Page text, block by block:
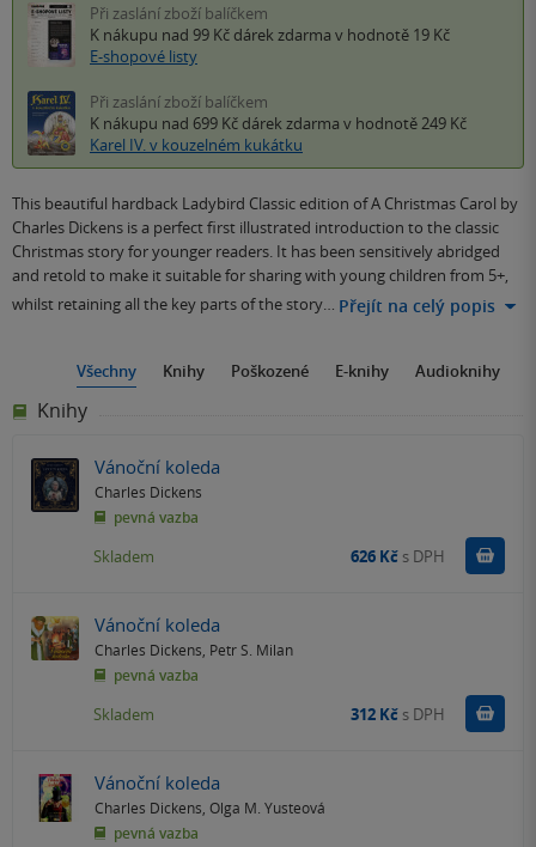
Při zaslání zboží balíčkem
K nákupu nad 99 Kč dárek zdarma v hodnotě 19 Kč
E-shopové listy
Při zaslání zboží balíčkem
K nákupu nad 699 Kč dárek zdarma v hodnotě 249 Kč
Karel IV. v kouzelném kukátku
This beautiful hardback Ladybird Classic edition of A Christmas Carol by
Charles Dickens is a perfect first illustrated introduction to the classic
Christmas story for younger readers. It has been sensitively abridged
and retold to make it suitable for sharing with young children from 5+,
whilst retaining all the key parts of the story… Přejít na celý popis
Všechny Knihy Poškozené E-knihy Audioknihy
Knihy
Vánoční koleda
Charles Dickens
pevná vazba
Skladem 626 Kč s DPH
Vánoční koleda
Charles Dickens Petr S. Milan
pevná vazba
Skladem 312 Kč s DPH
Vánoční koleda
Charles Dickens Olga M. Yusteová
pevná vazba